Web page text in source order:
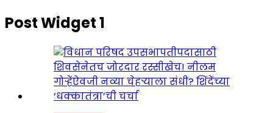
Post Widget 1